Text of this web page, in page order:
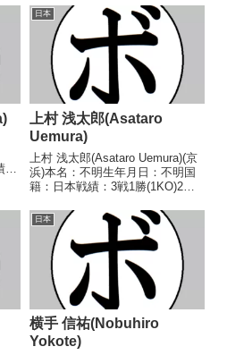
し 【戦歴】1989/11/06 ○4R判
定 (採点不明) 渡辺 雅英(協
栄)1990/01...
：
日本
上村 浅太郎(Asataro
Uemura)
上村 浅太郎(Asataro Uemura)(京
浜)本名：不明生年月日：不明国
籍：日本戦績：3戦1勝(1KO)2敗
■1946年度東日本フライ級新人王
1回戦1946/10/11 ●3RKO 保坂
仁造(ジム)※東日...
日本
横手 信祐(Nobuhiro
Yokote)